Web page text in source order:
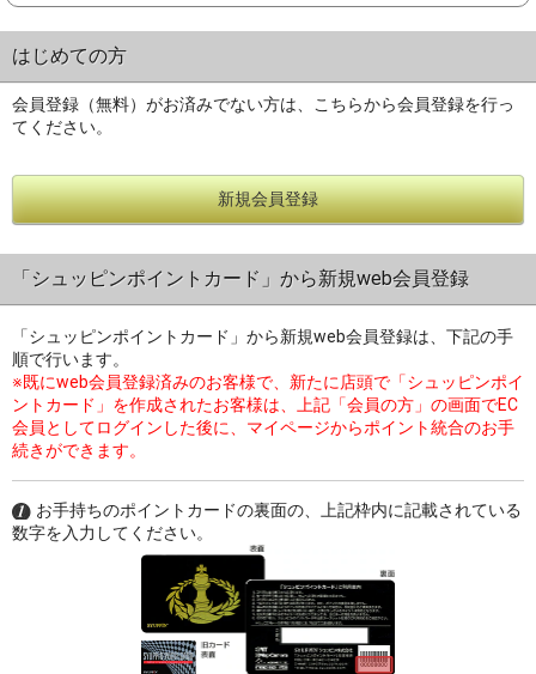
はじめての方
会員登録（無料）がお済みでない方は、こちらから会員登録を行っ
てください。
新規会員登録
「シュッピンポイントカード」から新規web会員登録
「シュッピンポイントカード」から新規web会員登録は、下記の手
順で行います。
※既にweb会員登録済みのお客様で、新たに店頭で「シュッピンポイ
ントカード」を作成されたお客様は、上記「会員の方」の画面でEC
会員としてログインした後に、マイページからポイント統合のお手
続きができます。
お手持ちのポイントカードの裏面の、上記枠内に記載されている
数字を入力してください。